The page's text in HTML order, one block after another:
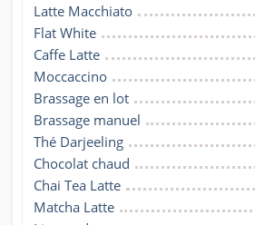
Latte Macchiato
Flat White
Caffe Latte
Moccaccino
Brassage en lot
Brassage manuel
Thé Darjeeling
Chocolat chaud
Chai Tea Latte
Matcha Latte